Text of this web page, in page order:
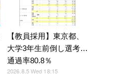
【教員採用】東京都、
大学3年生前倒し選考…
通過率80.8％
2026.8.5 Wed 18:15